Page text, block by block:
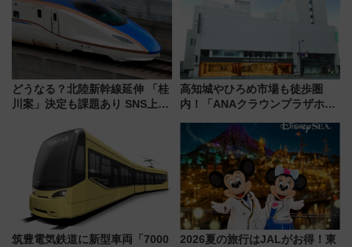
どうなる？北陸新幹線延伸 「桂
川案」決定も課題あり SNS上の
高知城やひろめ市場も徒歩圏
内！「ANAクラウンプラザホテ
筑豊電気鉄道に新型車両「7000
2026夏の旅行はJALがお得！東